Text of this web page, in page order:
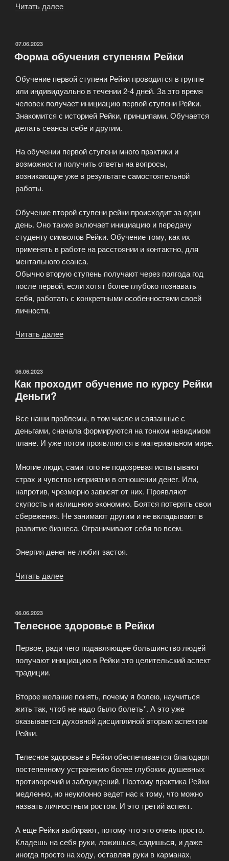
Читать далее
настоящий
ОПУБЛИКОВАНО
07.06.2023
Форма обучения ступеням Рейки
Обучение первой ступени Рейки проводится в группе
или индивидуально в течении 2-4 дней. За это время
человек получает инициацию первой ступени Рейки.
Знакомится с историей Рейки, принципами. Обучается
делать сеансы себе и другим.
На обучении первой ступени много практики и
возможности получить ответы на вопросы,
возникающие уже в результате самостоятельной
работы.
Обучение второй ступени рейки происходит за один
день. Оно также включает инициацию и передачу
студенту символов Рейки. Обучение тому, как их
применять в работе на расстоянии и контактно, для
ментального сеанса.
Обычно вторую ступень получают через полгода год
после первой, если хотят более глубоко познавать
себя, работать с конкретными особенностями своей
личности.
Читать далее
ОПУБЛИКОВАНО
06.06.2023
Как проходит обучение по курсу Рейки
Деньги?
Все наши проблемы, в том числе и связанные с
деньгами, сначала формируются на тонком невидимом
плане. И уже потом проявляются в материальном мире.
Многие люди, сами того не подозревая испытывают
страх и чувство неприязни в отношении денег. Или,
напротив, чрезмерно зависят от них. Проявляют
скупость и излишнюю экономию. Боятся потерять свои
сбережения. Не занимают другим и не вкладывают в
развитие бизнеса. Ограничивают себя во всем.
Энергия денег не любит застоя.
Читать далее
курсу
Деньги?»
ОПУБЛИКОВАНО
06.06.2023
Телесное здоровье в Рейки
Первое, ради чего подавляющее большинство людей
получают инициацию в Рейки это целительский аспект
традиции.
Второе желание понять, почему я болею, научиться
жить так, чтоб не надо было болеть*. А это уже
оказывается духовной дисциплиной вторым аспектом
Рейки.
Телесное здоровье в Рейки обеспечивается благодаря
постепенному устранению более глубоких душевных
противоречий и заблуждений. Поэтому практика Рейки
медленно, но неуклонно ведет нас к тому, что можно
назвать личностным ростом. И это третий аспект.
А еще Рейки выбирают, потому что это очень просто.
Кладешь на себя руки, ложишься, садишься, и даже
иногда просто на ходу, оставляя руки в карманах,